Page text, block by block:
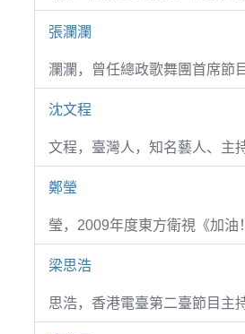
張瀾瀾
瀾瀾，曾任總政歌舞團首席節
沈文程
文程，臺灣人，知名藝人、主
鄭瑩
瑩，2009年度東方衛視《加油！
梁思浩
思浩，香港電臺第二臺節目主